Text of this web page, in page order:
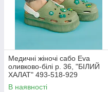
Медичні жіночі сабо Eva
оливково-білі р. 36, "БІЛИЙ
ХАЛАТ" 493-518-929
В наявності